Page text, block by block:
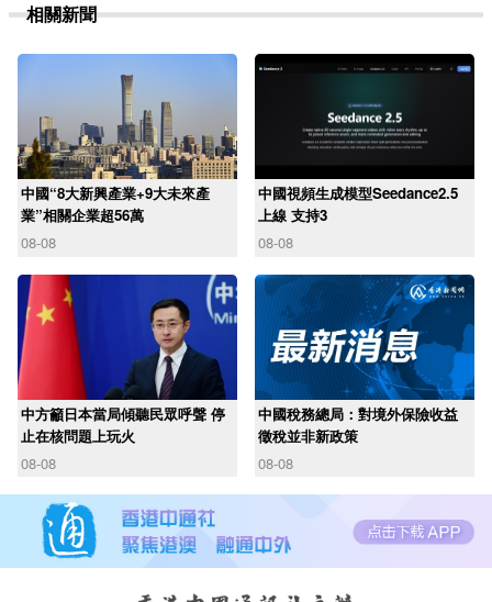
相關新聞
中國“8大新興產業+9大未來產
業”相關企業超56萬
08-08
中國視頻生成模型Seedance2.5
上線 支持3
08-08
中方籲日本當局傾聽民眾呼聲 停
止在核問題上玩火
08-08
中國稅務總局：對境外保險收益
徵稅並非新政策
08-08